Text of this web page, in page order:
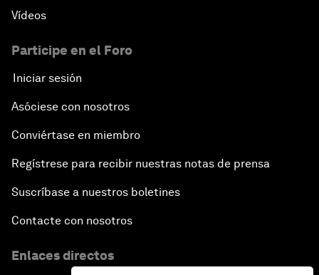
Vídeos
Participe en el Foro
Iniciar sesión
Asóciese con nosotros
Conviértase en miembro
Regístrese para recibir nuestras notas de prensa
Suscríbase a nuestros boletines
Contacte con nosotros
Enlaces directos